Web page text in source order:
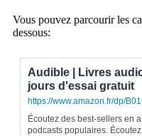
Vous pouvez parcourir les
dessous:
Audible | Livres
jours d'essai gratuit
https://www.amazon.fr/dp/
Écoutez des best-sellers en
podcasts populaires.